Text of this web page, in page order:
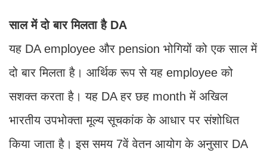
साल में दो बार मिलता है DA
यह DA employee और pension भोगियों को एक साल में
दो बार मिलता है। आ​र्थिक रूप से यह employee को
सशक्त करता है। यह DA हर छह month में अ​खिल
भारतीय उपभोक्ता मूल्य सूचकांक के आधार पर संशो​धित
किया जाता है। इस समय 7वें वेतन आयोग के अनुसार DA